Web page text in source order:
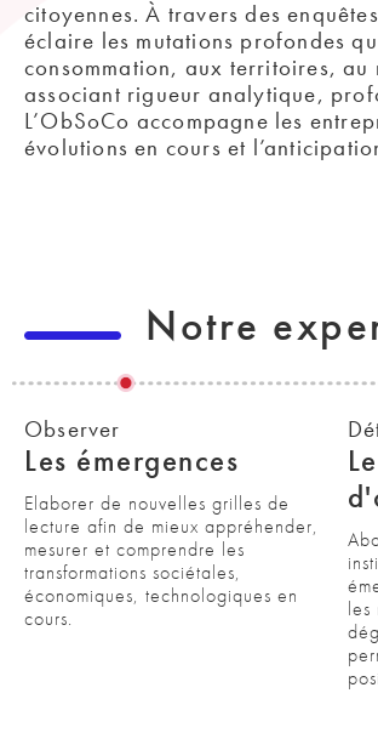
citoyennes. À travers des
éclaire les mutations profondes
consommation, aux territoires,
associant rigueur analytique,
L’ObSoCo accompagne les
évolutions en cours et
Notre
Observer
Les émergences
Elaborer de nouvelles grilles de
lecture afin de mieux appréhender,
mesurer et comprendre les
transformations sociétales,
économiques, technologiques en
cours.
les